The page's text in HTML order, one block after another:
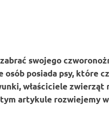
swojego
osób posiada psy, które
właściciele zwierząt
tym artykule rozwiejemy